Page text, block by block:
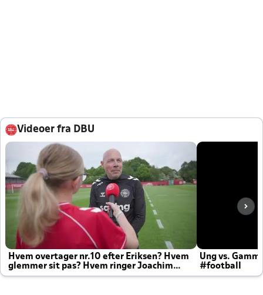
Videoer fra DBU
Hvem overtager nr.10 efter Eriksen? Hvem
glemmer sit pas? Hvem ringer Joachim
altid til efter kampe?
Ung vs.
#football